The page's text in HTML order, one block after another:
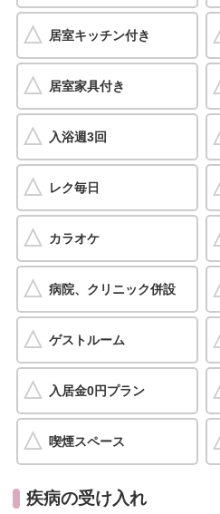
居室キッチン付き
居室家具付き
入浴週3回
レク毎日
カラオケ
病院、クリニック併設
ゲストルーム
入居金0円プラン
喫煙スペース
疾病の受け入れ